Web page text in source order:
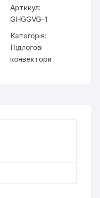
Артикул:
GHGGVG-1
Категорія:
Підлогові
конвектори